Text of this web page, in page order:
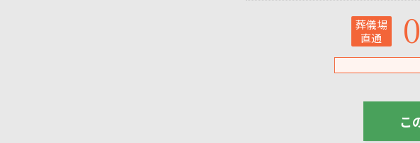
葬儀場
直通
こ